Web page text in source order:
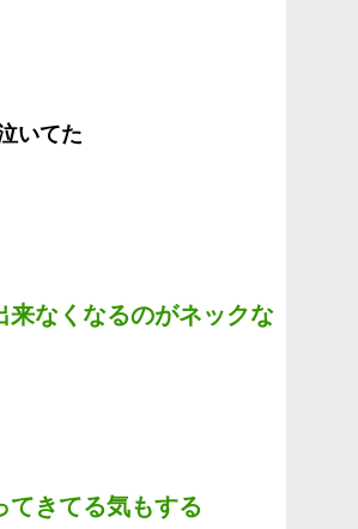
いてた
来なくなるのがネックな
てきてる気もする